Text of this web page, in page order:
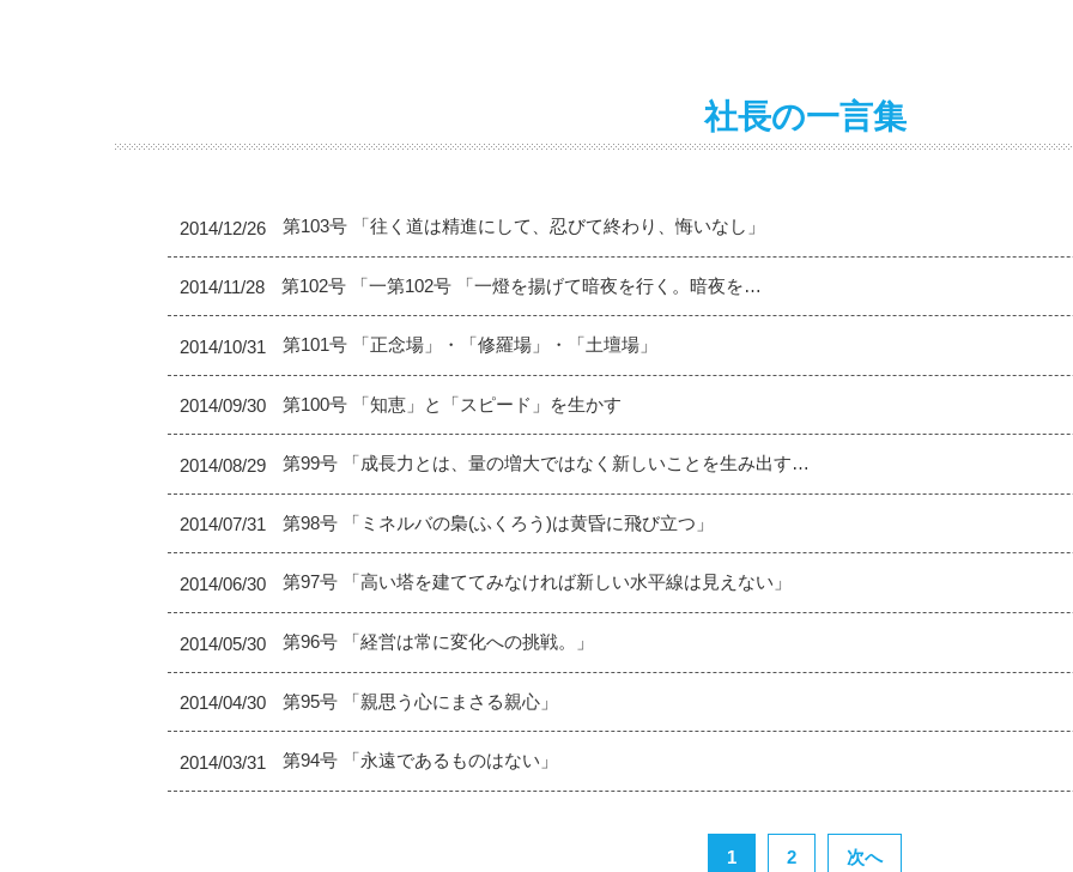
社長の一言集
2014/12/26 第103号 「往く道は精進にして、忍びて終わり、悔いなし」
2014/11/28 第102号 「一第102号 「一燈を揚げて暗夜を行く。暗夜を…
2014/10/31 第101号 「正念場」・「修羅場」・「土壇場」
2014/09/30 第100号 「知恵」と「スピード」を生かす
2014/08/29 第99号 「成長力とは、量の増大ではなく新しいことを生み出す…
2014/07/31 第98号 「ミネルバの梟(ふくろう)は黄昏に飛び立つ」
2014/06/30 第97号 「高い塔を建ててみなければ新しい水平線は見えない」
2014/05/30 第96号 「経営は常に変化への挑戦。」
2014/04/30 第95号 「親思う心にまさる親心」
2014/03/31 第94号 「永遠であるものはない」
1 2 次へ